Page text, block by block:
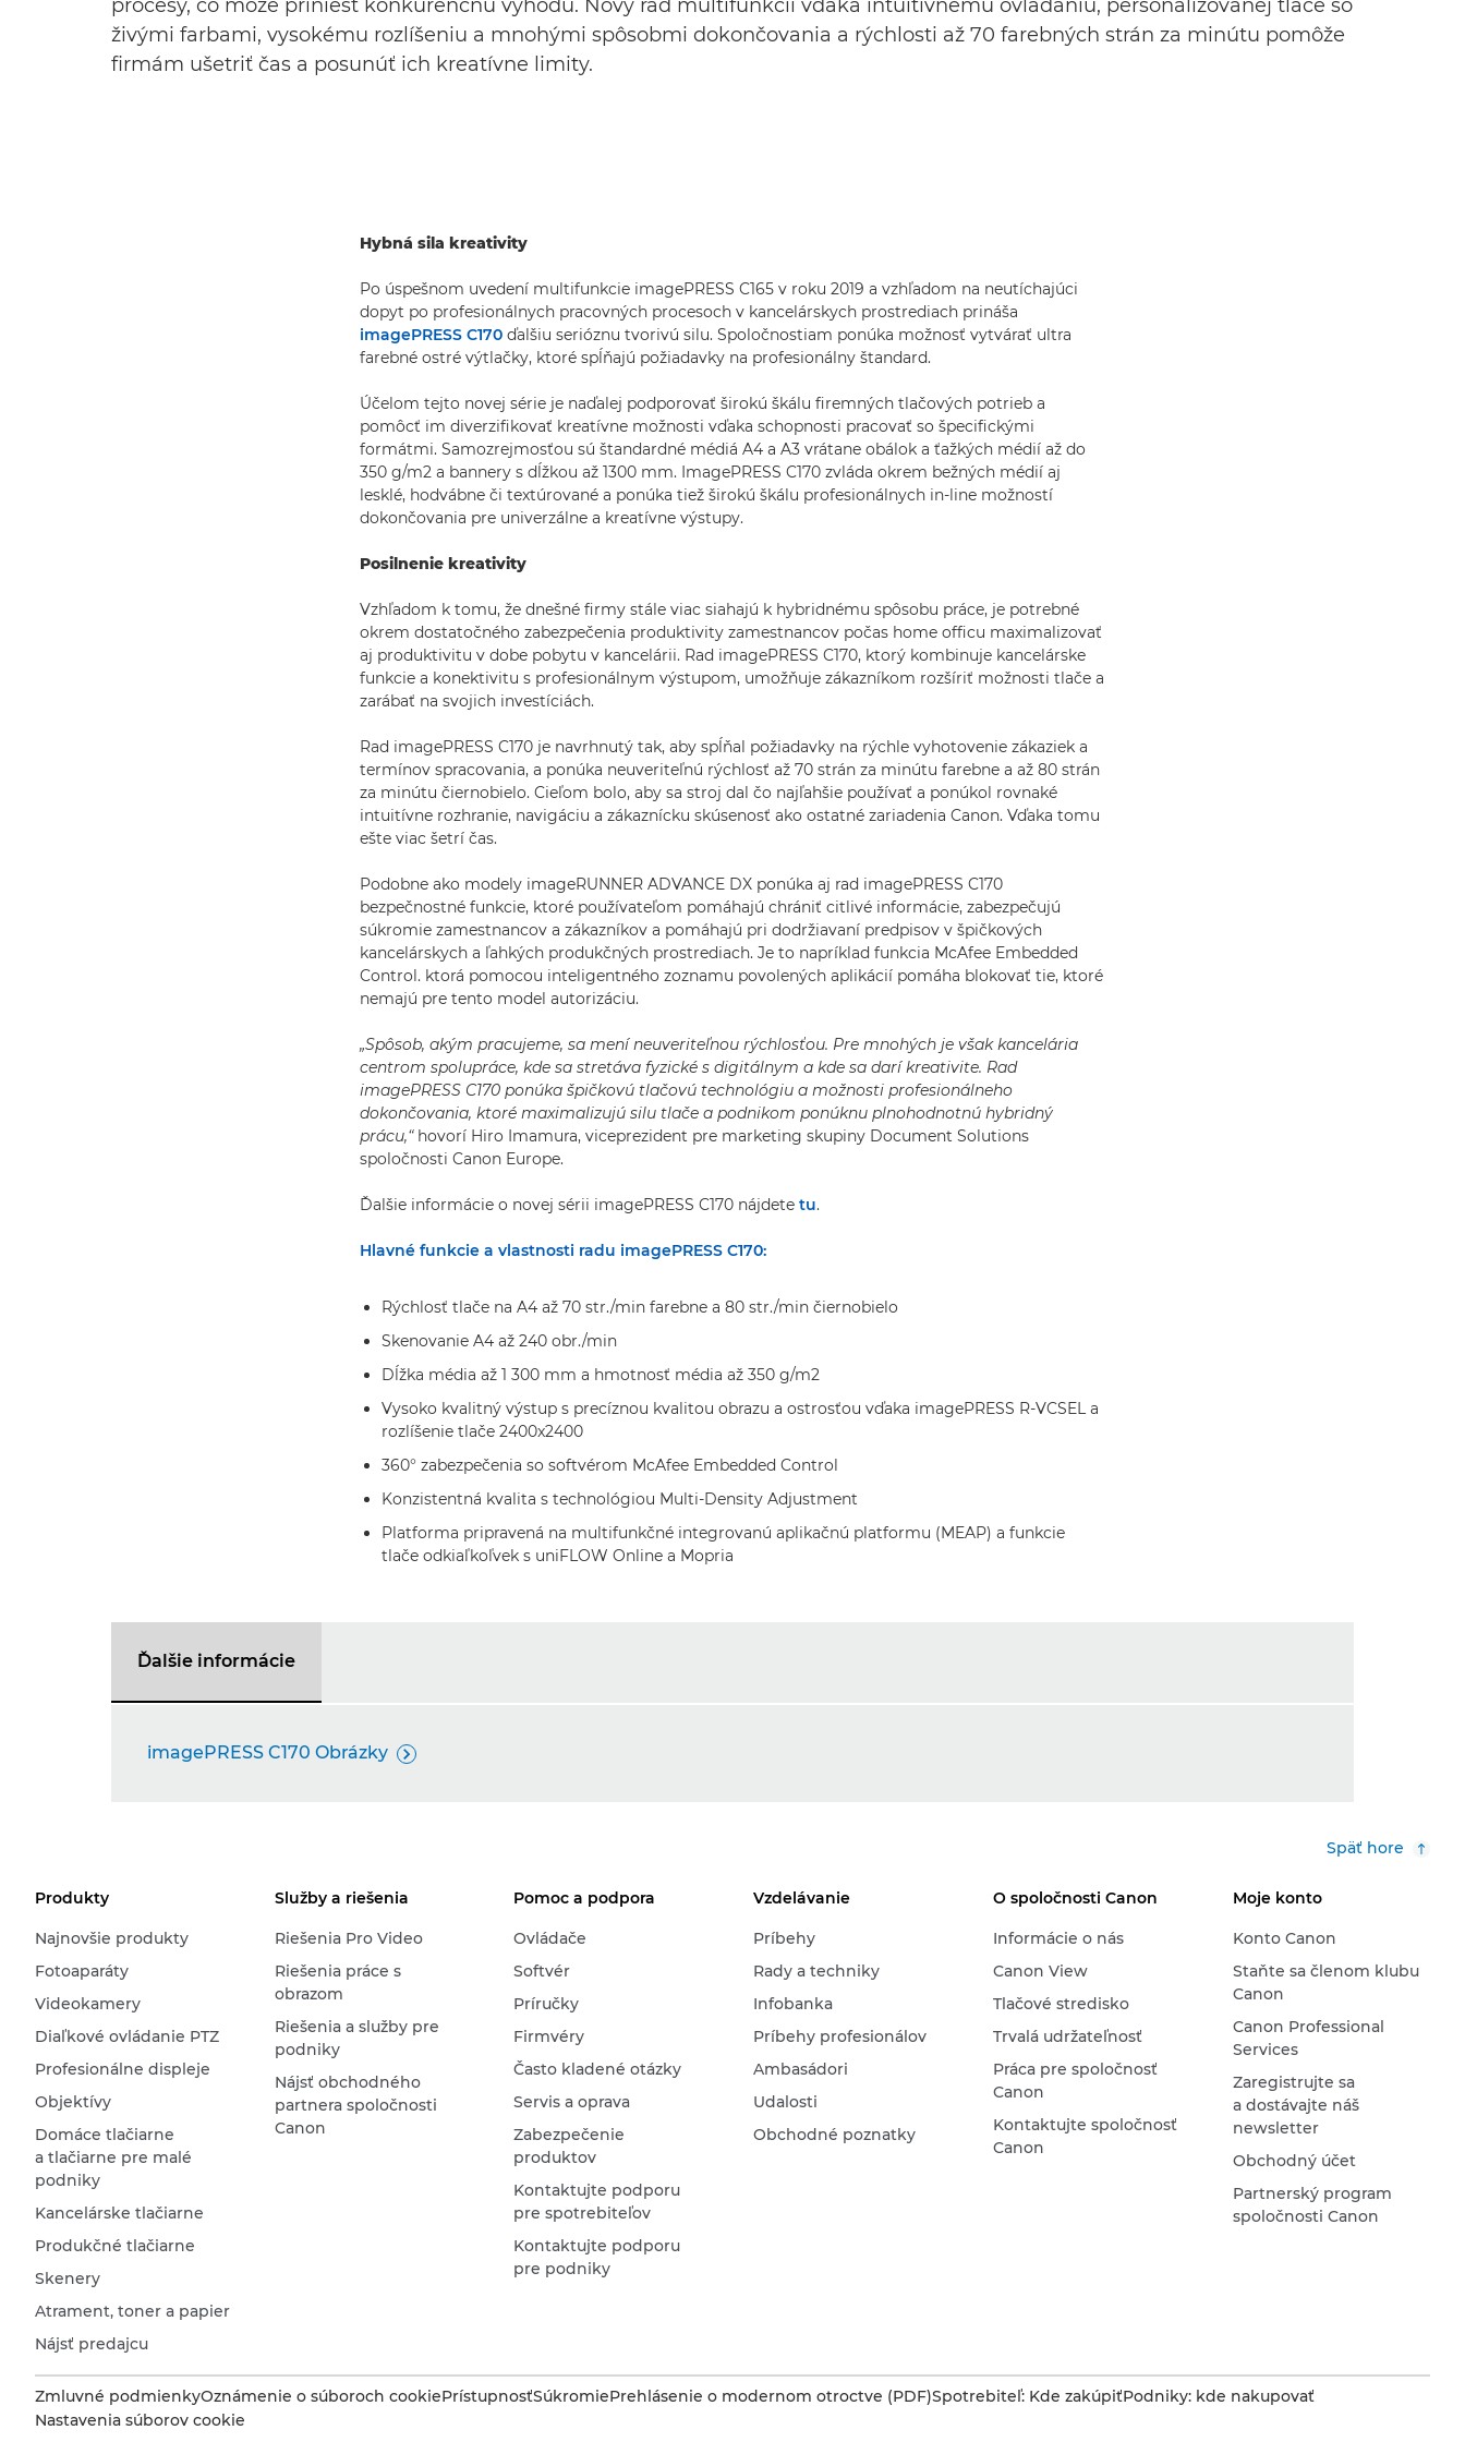
procesy, čo môže priniesť konkurenčnú výhodu. Nový rad multifunkcií vďaka intuitívnemu ovládaniu, personalizovanej tlače so
živými farbami, vysokému rozlíšeniu a mnohými spôsobmi dokončovania a rýchlosti až 70 farebných strán za minútu pomôže
firmám ušetriť čas a posunúť ich kreatívne limity.
Hybná sila kreativity
Po úspešnom uvedení multifunkcie imagePRESS C165 v roku 2019 a vzhľadom na neutíchajúci
dopyt po profesionálnych pracovných procesoch v kancelárskych prostrediach prináša
imagePRESS C170 ďalšiu serióznu tvorivú silu. Spoločnostiam ponúka možnosť vytvárať ultra
farebné ostré výtlačky, ktoré spĺňajú požiadavky na profesionálny štandard.
Účelom tejto novej série je naďalej podporovať širokú škálu firemných tlačových potrieb a
pomôcť im diverzifikovať kreatívne možnosti vďaka schopnosti pracovať so špecifickými
formátmi. Samozrejmosťou sú štandardné médiá A4 a A3 vrátane obálok a ťažkých médií až do
350 g/m2 a bannery s dĺžkou až 1300 mm. ImagePRESS C170 zvláda okrem bežných médií aj
lesklé, hodvábne či textúrované a ponúka tiež širokú škálu profesionálnych in-line možností
dokončovania pre univerzálne a kreatívne výstupy.
Posilnenie kreativity
Vzhľadom k tomu, že dnešné firmy stále viac siahajú k hybridnému spôsobu práce, je potrebné
okrem dostatočného zabezpečenia produktivity zamestnancov počas home officu maximalizovať
aj produktivitu v dobe pobytu v kancelárii. Rad imagePRESS C170, ktorý kombinuje kancelárske
funkcie a konektivitu s profesionálnym výstupom, umožňuje zákazníkom rozšíriť možnosti tlače a
zarábať na svojich investíciách.
Rad imagePRESS C170 je navrhnutý tak, aby spĺňal požiadavky na rýchle vyhotovenie zákaziek a
termínov spracovania, a ponúka neuveriteľnú rýchlosť až 70 strán za minútu farebne a až 80 strán
za minútu čiernobielo. Cieľom bolo, aby sa stroj dal čo najľahšie používať a ponúkol rovnaké
intuitívne rozhranie, navigáciu a zákaznícku skúsenosť ako ostatné zariadenia Canon. Vďaka tomu
ešte viac šetrí čas.
Podobne ako modely imageRUNNER ADVANCE DX ponúka aj rad imagePRESS C170
bezpečnostné funkcie, ktoré používateľom pomáhajú chrániť citlivé informácie, zabezpečujú
súkromie zamestnancov a zákazníkov a pomáhajú pri dodržiavaní predpisov v špičkových
kancelárskych a ľahkých produkčných prostrediach. Je to napríklad funkcia McAfee Embedded
Control. ktorá pomocou inteligentného zoznamu povolených aplikácií pomáha blokovať tie, ktoré
nemajú pre tento model autorizáciu.
„Spôsob, akým pracujeme, sa mení neuveriteľnou rýchlosťou. Pre mnohých je však kancelária
centrom spolupráce, kde sa stretáva fyzické s digitálnym a kde sa darí kreativite. Rad
imagePRESS C170 ponúka špičkovú tlačovú technológiu a možnosti profesionálneho
dokončovania, ktoré maximalizujú silu tlače a podnikom ponúknu plnohodnotnú hybridný
prácu,“hovorí Hiro Imamura, viceprezident pre marketing skupiny Document Solutions
spoločnosti Canon Europe.
Ďalšie informácie o novej sérii imagePRESS C170 nájdete tu.
Hlavné funkcie a vlastnosti radu imagePRESS C170:
Rýchlosť tlače na A4 až 70 str./min farebne a 80 str./min čiernobielo
Skenovanie A4 až 240 obr./min
Dĺžka média až 1 300 mm a hmotnosť média až 350 g/m2
Vysoko kvalitný výstup s precíznou kvalitou obrazu a ostrosťou vďaka imagePRESS R-VCSEL a
rozlíšenie tlače 2400x2400
360° zabezpečenia so softvérom McAfee Embedded Control
Konzistentná kvalita s technológiou Multi-Density Adjustment
Platforma pripravená na multifunkčné integrovanú aplikačnú platformu (MEAP) a funkcie
tlače odkiaľkoľvek s uniFLOW Online a Mopria
Ďalšie informácie
imagePRESS C170 Obrázky 
Späť hore
Produkty
Najnovšie produkty
Fotoaparáty
Videokamery
Diaľkové ovládanie PTZ
Profesionálne displeje
Objektívy
Domáce tlačiarne
a tlačiarne pre malé
podniky
Kancelárske tlačiarne
Produkčné tlačiarne
Skenery
Atrament, toner a papier
Nájsť predajcu
Služby a riešenia
Riešenia Pro Video
Riešenia práce s
obrazom
Riešenia a služby pre
podniky
Nájsť obchodného
partnera spoločnosti
Canon
Pomoc a podpora
Ovládače
Softvér
Príručky
Firmvéry
Často kladené otázky
Servis a oprava
Zabezpečenie
produktov
Kontaktujte podporu
pre spotrebiteľov
Kontaktujte podporu
pre podniky
Vzdelávanie
Príbehy
Rady a techniky
Infobanka
Príbehy profesionálov
Ambasádori
Udalosti
Obchodné poznatky
O spoločnosti Canon
Informácie o nás
Canon View
Tlačové stredisko
Trvalá udržateľnosť
Práca pre spoločnosť
Canon
Kontaktujte spoločnosť
Canon
Moje konto
Konto Canon
Staňte sa členom klubu
Canon
Canon Professional
Services
Zaregistrujte sa
a dostávajte náš
newsletter
Obchodný účet
Partnerský program
spoločnosti Canon
Zmluvné podmienkyOznámenie o súboroch cookiePrístupnosťSúkromiePrehlásenie o modernom otroctve (PDF)Spotrebiteľ: Kde zakúpiťPodniky: kde nakupovať
Nastavenia súborov cookie